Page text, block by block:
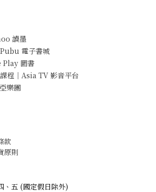
讀墨
電子書城
Play 圖書
程｜Asia TV 影音平台
樂團
款
原則
、五 (國定假日除外)